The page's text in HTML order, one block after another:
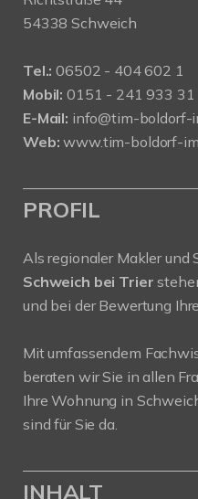
54338 Schweich
Tel.: 06502 - 404 602 1
Mobil: 0151 - 241 933 31
E-Mail: info@tim-boldorf-
Web:www.tim-boldorf-
PROFIL
Als regionaler Makler und
Schweich bei Trier
und bei der Bewertung
Mit umfassendem
beraten wir Sie in allen
Ihre Wohnung in
sind für Sie da.
INHALT